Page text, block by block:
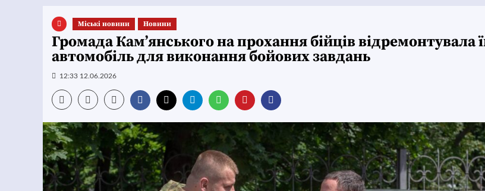
Mіські новини Новини
Громада Кам’янського на прохання бійців відремонтувала
автомобіль для виконання бойових завдань
12:33 12.06.2026